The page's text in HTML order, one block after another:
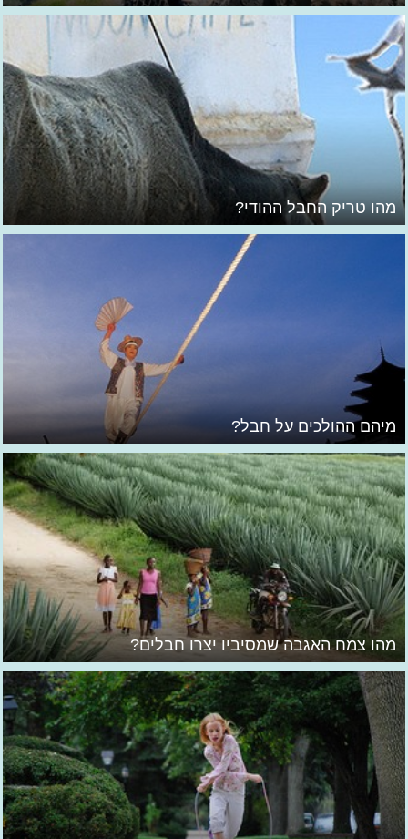
מהו טריק החבל ההודי?
מיהם ההולכים על חבל?
מהו צמח האגבה שמסיביו יצרו חבלים?